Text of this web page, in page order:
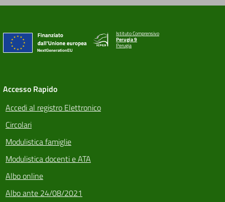
Istituto Comprensivo
Perugia 9
Perugia
Accesso Rapido
Accedi al registro Elettronico
Circolari
Modulistica famiglie
Modulistica docenti e ATA
Albo online
Albo ante 24/08/2021